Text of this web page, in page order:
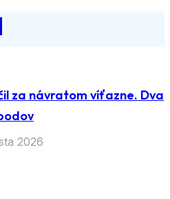
za návratom víťazne. Dva
2026